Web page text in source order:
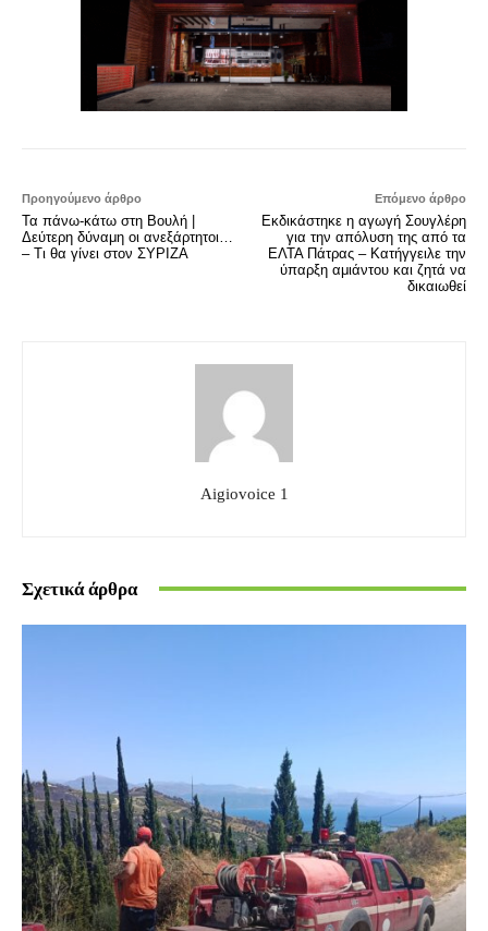
Προηγούμενο άρθρο
Τα πάνω-κάτω στη Βουλή |
Δεύτερη δύναμη οι ανεξάρτητοι…
– Τι θα γίνει στον ΣΥΡΙΖΑ
Επόμενο άρθρο
Εκδικάστηκε η αγωγή Σουγλέρη
για την απόλυση της από τα
ΕΛΤΑ Πάτρας – Κατήγγειλε την
ύπαρξη αμιάντου και ζητά να
δικαιωθεί
Aigiovoice 1
Σχετικά άρθρα